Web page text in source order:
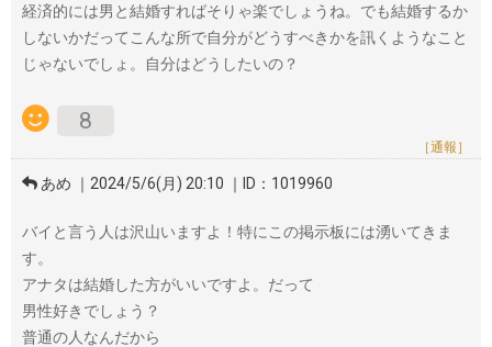
経済的には男と結婚すればそりゃ楽でしょうね。でも結婚するか
しないかだってこんな所で自分がどうすべきかを訊くようなこと
じゃないでしょ。自分はどうしたいの？
8
［通報］
あめ ｜2024/5/6(月) 20:10 ｜ID：1019960
バイと言う人は沢山いますよ！特にこの掲示板には湧いてきま
す。
アナタは結婚した方がいいですよ。だって
男性好きでしょう？
普通の人なんだから